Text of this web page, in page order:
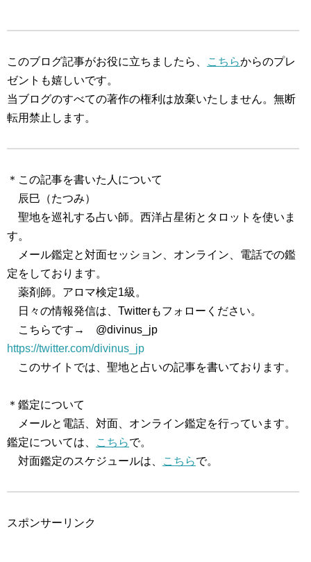
このブログ記事がお役に立ちましたら、 こちらからのプレ
ゼントも嬉しいです。
当ブログのすべての著作の権利は放棄いたしません。無断
転用禁止します。
＊この記事を書いた人について
辰巳（たつみ）
聖地を巡礼する占い師。西洋占星術とタロットを使いま
す。
メール鑑定と対面セッション、オンライン、電話での鑑
定をしております。
薬剤師。アロマ検定1級。
日々の情報発信は、Twitterもフォローください。
こちらです→ @divinus_jp
https://twitter.com/divinus_jp
このサイトでは、聖地と占いの記事を書いております。
＊鑑定について
メールと電話、対面、オンライン鑑定を行っています。
鑑定については、
こちらで。
対面鑑定のスケジュールは、
こちらで。
スポンサーリンク